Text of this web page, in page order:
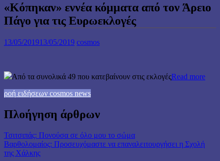
«Κόπηκαν» εννέα κόμματα από τον Άρειο
Πάγο για τις Ευρωεκλογές
13/05/201913/05/2019 cosmos
Από τα συνολικά 49 που κατεβαίνουν στις εκλογέςRead more
ροή ειδήσεων cosmos news
Πλοήγηση άρθρων
Τσιτσιπάς: Πονούσα σε όλο μου το σώμα
Βαρθολομαίος: Προσευχόμαστε να επαναλειτουργήσει η Σχολή
της Χάλκης